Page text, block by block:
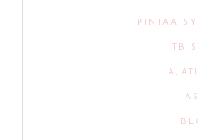
PINTAA
TB